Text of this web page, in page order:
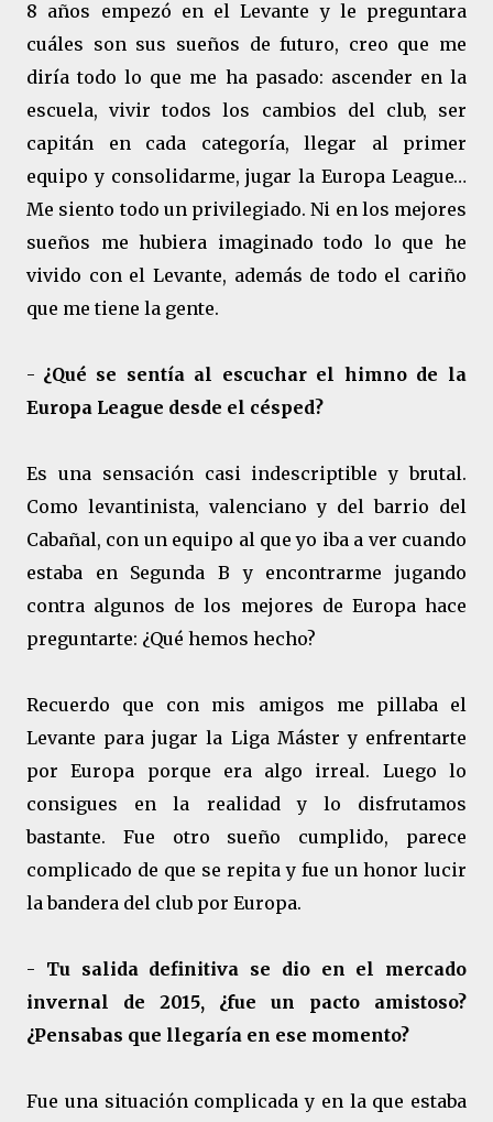
8 años empezó en el Levante y le preguntara
cuáles son sus sueños de futuro, creo que me
diría todo lo que me ha pasado: ascender en la
escuela, vivir todos los cambios del club, ser
capitán en cada categoría, llegar al primer
equipo y consolidarme, jugar la Europa League…
Me siento todo un privilegiado. Ni en los mejores
sueños me hubiera imaginado todo lo que he
vivido con el Levante, además de todo el cariño
que me tiene la gente.
- ¿Qué se sentía al escuchar el himno de la
Europa League desde el césped?
Es una sensación casi indescriptible y brutal.
Como levantinista, valenciano y del barrio del
Cabañal, con un equipo al que yo iba a ver cuando
estaba en Segunda B y encontrarme jugando
contra algunos de los mejores de Europa hace
preguntarte: ¿Qué hemos hecho?
Recuerdo que con mis amigos me pillaba el
Levante para jugar la Liga Máster y enfrentarte
por Europa porque era algo irreal. Luego lo
consigues en la realidad y lo disfrutamos
bastante. Fue otro sueño cumplido, parece
complicado de que se repita y fue un honor lucir
la bandera del club por Europa.
- Tu salida definitiva se dio en el mercado
invernal de 2015, ¿fue un pacto amistoso?
¿Pensabas que llegaría en ese momento?
Fue una situación complicada y en la que estaba